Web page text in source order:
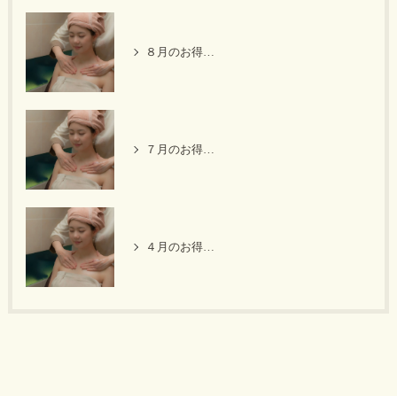
８月のお得なキャンペーン
７月のお得なキャンペーン
４月のお得なキャンペーン